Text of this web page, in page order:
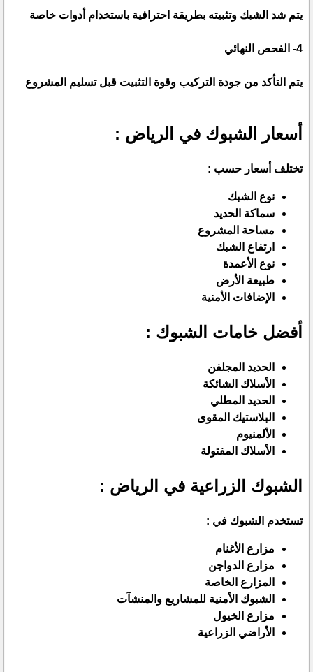
يتم شد الشبك وتثبيته بطريقة احترافية باستخدام أدوات خاصة
4- الفحص النهائي
يتم التأكد من جودة التركيب وقوة التثبيت قبل تسليم المشروع
أسعار الشبوك في الرياض :
تختلف أسعار حسب :
نوع الشبك
سماكة الحديد
مساحة المشروع
ارتفاع الشبك
نوع الأعمدة
طبيعة الأرض
الإضافات الأمنية
أفضل خامات الشبوك :
الحديد المجلفن
الأسلاك الشائكة
الحديد المطلي
البلاستيك المقوى
الألمنيوم
الأسلاك المفتولة
الشبوك الزراعية في الرياض :
تستخدم الشبوك في :
مزارع الأغنام
مزارع الدواجن
المزارع الخاصة
الشبوك الأمنية للمشاريع والمنشآت
مزارع الخيول
الأراضي الزراعية